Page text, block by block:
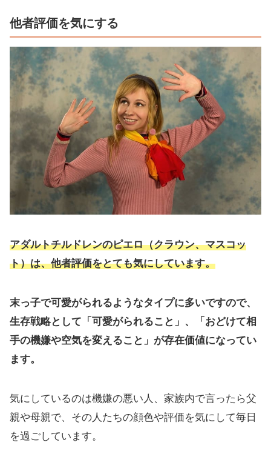
他者評価を気にする
アダルトチルドレンのピエロ（クラウン、マスコッ
ト）は、他者評価をとても気にしています。
末っ子で可愛がられるようなタイプに多いですので、
生存戦略として「可愛がられること」、「おどけて相
手の機嫌や空気を変えること」が存在価値になってい
ます。
気にしているのは機嫌の悪い人、家族内で言ったら父
親や母親で、その人たちの顔色や評価を気にして毎日
を過ごしています。